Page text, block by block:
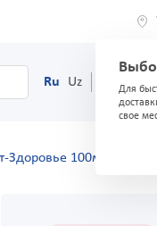
Для
свое
Ru Uz (71) 200-
Здоровье 100мг/мл